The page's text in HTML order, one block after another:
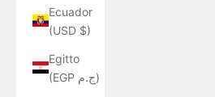
Ecuador
(USD $)
Egitto
(EGP ج.م)